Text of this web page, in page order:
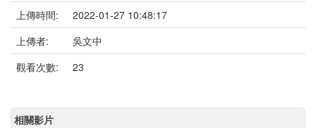
上傳時間:
2022-01-27 10:48:17
上傳者:
吳文中
觀看次數:
23
相關影片